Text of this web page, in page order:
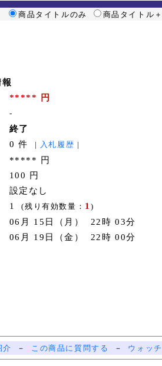
商品タイトルのみ 商品タイトル
***** 円
-
終了
0 件 | 入札履歴 |
***** 円
100 円
設定なし
1(残り有効数量： 1 )
06月 15日（月） 22時 03分
06月 19日（金） 22時 00分
介 － この商品に質問する － ウォッ